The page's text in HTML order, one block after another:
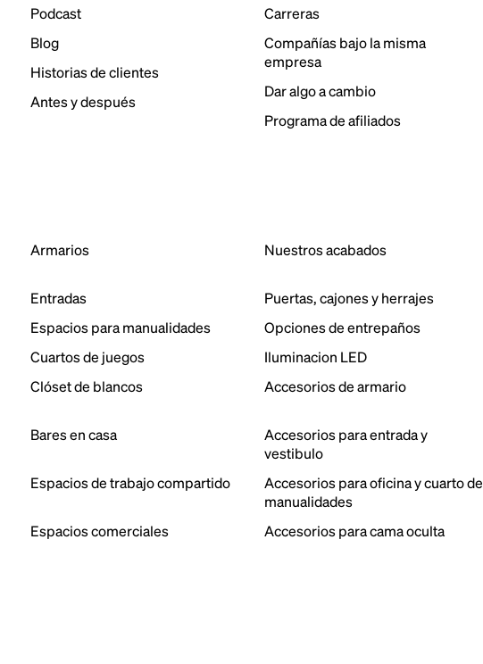
Podcast
Blog
Historias de clientes
Antes y después
Carreras
Compañías bajo la misma
empresa
Dar algo a cambio
Programa de afiliados
Armarios Nuestros acabados
Entradas Puertas, cajones y herrajes
Espacios para manualidades Opciones de entrepaños
Cuartos de juegos Iluminacion LED
Clóset de blancos Accesorios de armario
Bares en casa
Accesorios para entrada y
vestibulo
Espacios de trabajo compartido
Accesorios para oficina y cuarto de
manualidades
Espacios comerciales Accesorios para cama oculta